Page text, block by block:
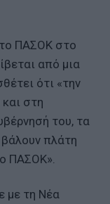
το ΠΑΣΟΚ στο
από μια
ότι «την
στη
του, τα
πλάτη
ΠΑΣΟΚ».
με τη Νέα